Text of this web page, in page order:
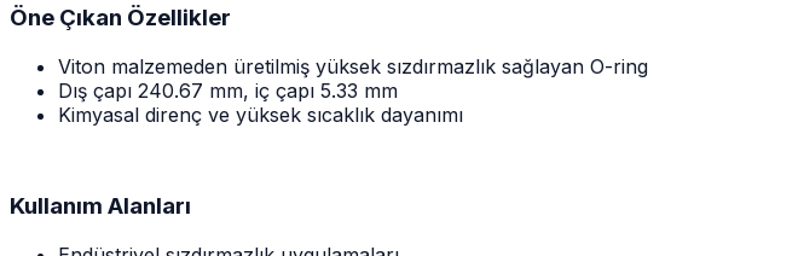
Öne Çıkan Özellikler
Viton malzemeden üretilmiş yüksek sızdırmazlık sağlayan O-ring
Dış çapı 240.67 mm, iç çapı 5.33 mm
Kimyasal direnç ve yüksek sıcaklık dayanımı
Kullanım Alanları